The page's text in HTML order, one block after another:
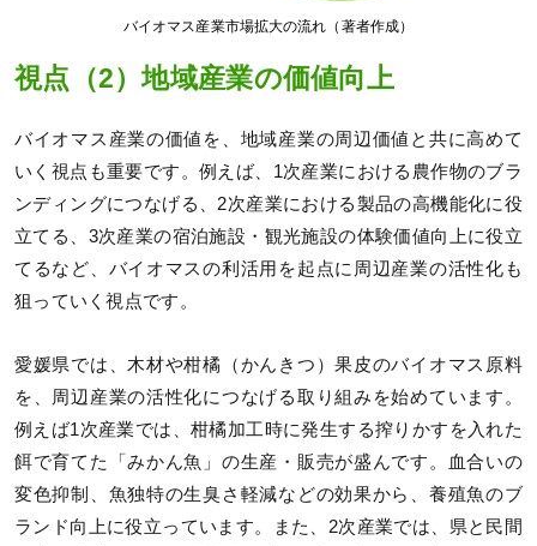
バイオマス産業市場拡大の流れ（著者作成）
視点（2）地域産業の価値向上
バイオマス産業の価値を、地域産業の周辺価値と共に高めて
いく視点も重要です。例えば、1次産業における農作物のブラ
ンディングにつなげる、2次産業における製品の高機能化に役
立てる、3次産業の宿泊施設・観光施設の体験価値向上に役立
てるなど、バイオマスの利活用を起点に周辺産業の活性化も
狙っていく視点です。
愛媛県では、木材や柑橘（かんきつ）果皮のバイオマス原料
を、周辺産業の活性化につなげる取り組みを始めています。
例えば1次産業では、柑橘加工時に発生する搾りかすを入れた
餌で育てた「みかん魚」の生産・販売が盛んです。血合いの
変色抑制、魚独特の生臭さ軽減などの効果から、養殖魚のブ
ランド向上に役立っています。また、2次産業では、県と民間